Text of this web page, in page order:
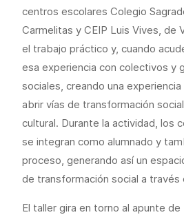
centros escolares Colegio
Carmelitas y CEIP Luis Vives, de
el trabajo práctico y, cuando
esa experiencia con colectivos y
sociales, creando una
abrir vías de transformación
cultural. Durante la actividad, los
se integran como alumnado y
proceso, generando así un
de transformación social a través
El taller gira en torno al apunte de